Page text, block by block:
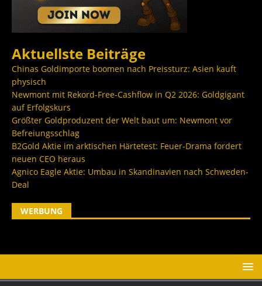
Aktuellste Beiträge
Chinas Goldimporte boomen nach Preissturz: Asien kauft
physisch
Newmont mit Rekord-Free-Cashflow in Q2 2026: Goldgigant
auf Erfolgskurs
Größter Goldproduzent der Welt baut um: Newmont vor
Befreiungsschlag
B2Gold Aktie im arktischen Härtetest: Feuer-Drama fordert
neuen CEO heraus
Agnico Eagle Aktie: Umbau in Skandinavien nach Schweden-
Deal
WERBUNG